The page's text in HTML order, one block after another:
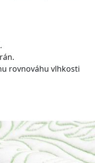
rovnováhu vlhkosti